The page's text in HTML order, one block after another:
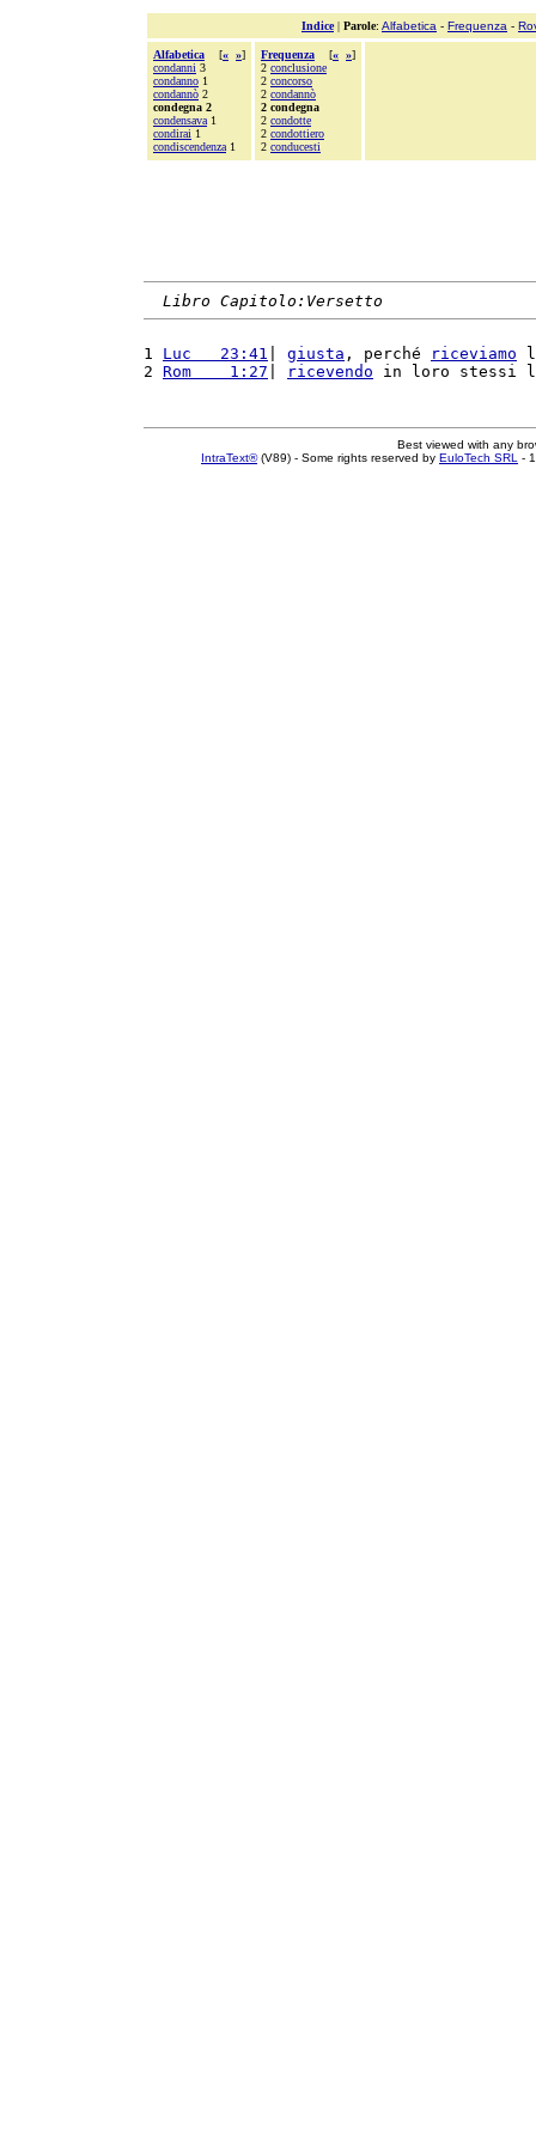
Indice| Parole: Alfabetica - Frequenza -
Alfabetica [« »]
condanni 3
condanno 1
condannò 2
condegna 2
condensava 1
condirai 1
condiscendenza 1
Frequenza [« »]
2 conclusione
2 concorso
2 condannò
2 condegna
2 condotte
2 condottiero
2 conducesti
Libro Capitolo:Versetto
1 Luc   23:41 giusta , perché riceviamo
2 Rom    1:27 ricevendo in loro stessi
Best viewed with any
IntraText®(V89) - Some rights reserved by EuloTech SRL -